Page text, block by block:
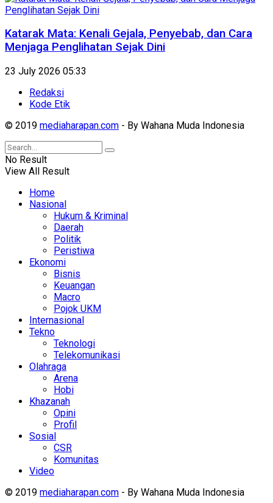
Katarak Mata: Kenali Gejala, Penyebab, dan Cara
Menjaga Penglihatan Sejak Dini
23 July 2026 05:33
Redaksi
Kode Etik
© 2019 mediaharapan.com - By Wahana Muda Indonesia
No Result
View All Result
Home
Nasional
Hukum & Kriminal
Daerah
Politik
Peristiwa
Ekonomi
Bisnis
Keuangan
Macro
Pojok UKM
Internasional
Tekno
Teknologi
Telekomunikasi
Olahraga
Arena
Hobi
Khazanah
Opini
Profil
Sosial
CSR
Komunitas
Video
© 2019 mediaharapan.com - By Wahana Muda Indonesia